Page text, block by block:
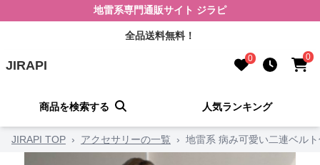
地雷系専門通販サイト ジラピ
全品送料無料！
JIRAPI 0 0
商品を検索する 人気ランキング
JIRAPI TOP › アクセサリーの一覧 › 地雷系 病み可愛い二連ベル